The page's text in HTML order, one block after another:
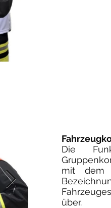
Die
mit dem
über.